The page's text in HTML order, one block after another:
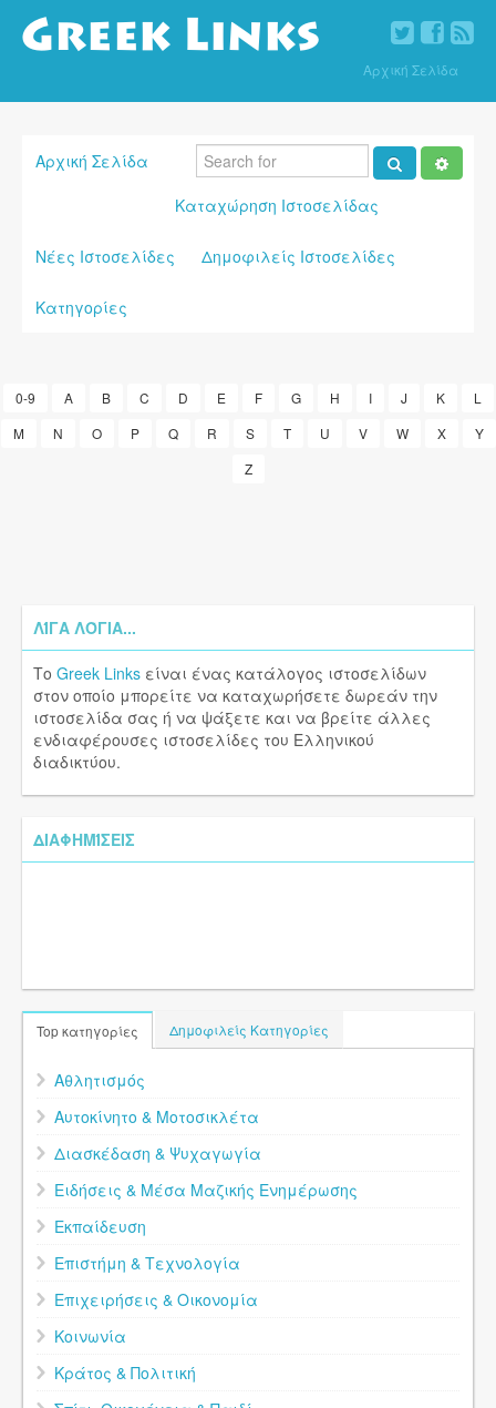
Αρχική Σελίδα
Αρχική Σελίδα
Καταχώρηση Ιστοσελίδας
Νέες Ιστοσελίδες Δημοφιλείς Ιστοσελίδες
Κατηγορίες
0-9 A B C D E F G H I J K
L
M
N O P Q R S T U V W X
Y
Z
ΛΊΓΑ ΛΌΓΙΑ...
Το Greek Links είναι ένας κατάλογος ιστοσελίδων
στον οποίο μπορείτε να καταχωρήσετε δωρεάν την
ιστοσελίδα σας ή να ψάξετε και να βρείτε άλλες
ενδιαφέρουσες ιστοσελίδες του Ελληνικού
διαδικτύου.
ΔΙΑΦΗΜΊΣΕΙΣ
Top κατηγορίες Δημοφιλείς Κατηγορίες
Αθλητισμός
Αυτοκίνητο & Μοτοσικλέτα
Διασκέδαση & Ψυχαγωγία
Ειδήσεις & Μέσα Μαζικής Ενημέρωσης
Εκπαίδευση
Επιστήμη & Τεχνολογία
Επιχειρήσεις & Οικονομία
Κοινωνία
Κράτος & Πολιτική